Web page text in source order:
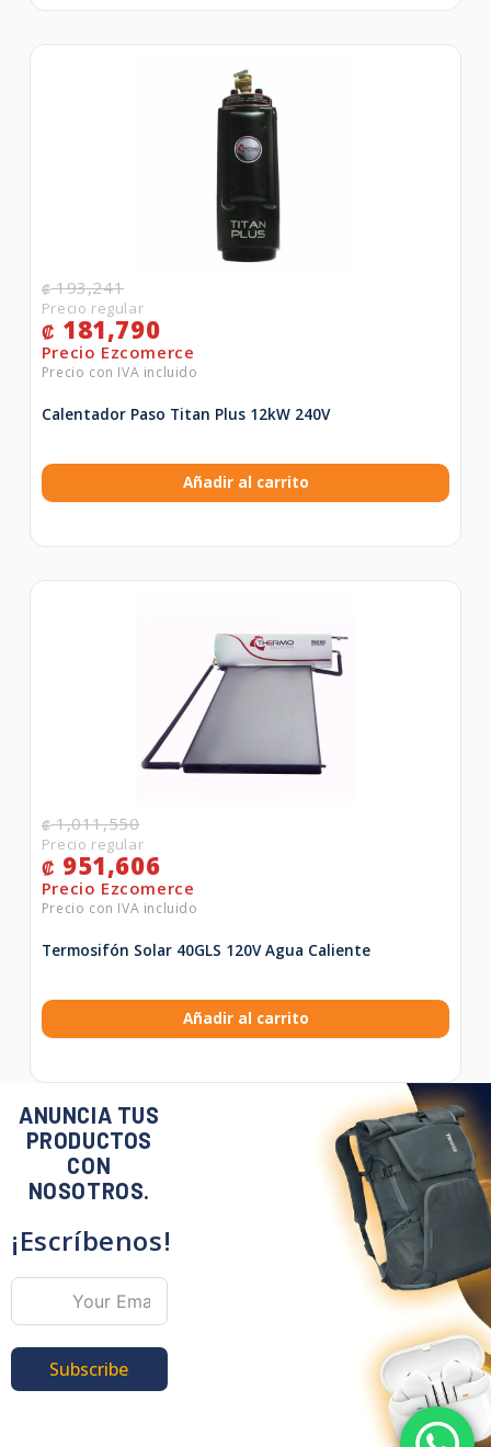
₡193,241
₡ 181,790
Calentador Paso Titan Plus 12kW 240V
Añadir al carrito
₡1,011,550
₡ 951,606
Termosifón Solar 40GLS 120V Agua Caliente
Añadir al carrito
ANUNCIA TUS
PRODUCTOS
CON
NOSOTROS.
¡Escríbenos!
Subscribe